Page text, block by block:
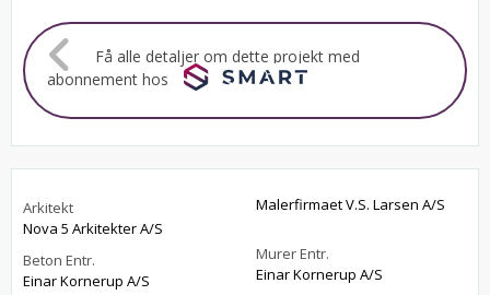
Få alle detaljer om dette projekt med
abonnement hos
Arkitekt
Nova 5 Arkitekter A/S
Beton Entr.
Einar Kornerup A/S
Malerfirmaet V.S. Larsen A/S
Murer Entr.
Einar Kornerup A/S